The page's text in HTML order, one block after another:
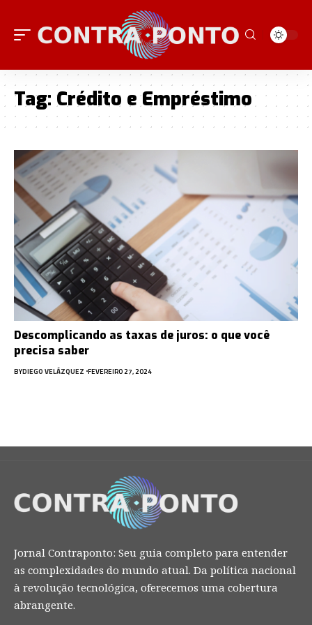
Tag: Crédito e Empréstimo
Descomplicando as taxas de juros: o que você
precisa saber
BYDIEGO VELÁZQUEZ FEVEREIRO 27, 2024
Jornal Contraponto: Seu guia completo para entender
as complexidades do mundo atual. Da política nacional
à revolução tecnológica, oferecemos uma cobertura
abrangente.